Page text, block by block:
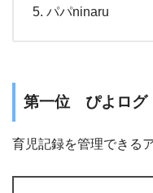
パパninaru
第一位 ぴよログ
育児記録を管理できる